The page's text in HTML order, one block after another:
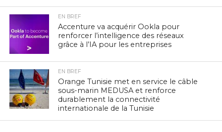
EN BREF
Accenture va acquérir Ookla pour
renforcer l’intelligence des réseaux
grâce à l’IA pour les entreprises
EN BREF
Orange Tunisie met en service le câble
sous-marin MEDUSA et renforce
durablement la connectivité
internationale de la Tunisie